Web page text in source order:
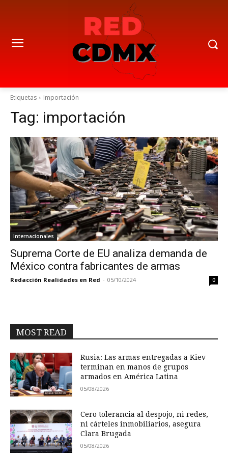
Etiquetas Importación
Tag: importación
Internacionales
Suprema Corte de EU analiza demanda de
México contra fabricantes de armas
Redacción Realidades en Red - 05/10/2024 0
MOST READ
Rusia: Las armas entregadas a Kiev
terminan en manos de grupos
armados en América Latina
05/08/2026
Cero tolerancia al despojo, ni redes,
ni cárteles inmobiliarios, asegura
Clara Brugada
05/08/2026